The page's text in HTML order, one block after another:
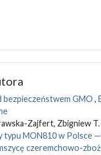
bezpieczeństwem GMO ,
Zajfert, Zbigniew
typu MON810 w Polsce
czeremchowo-